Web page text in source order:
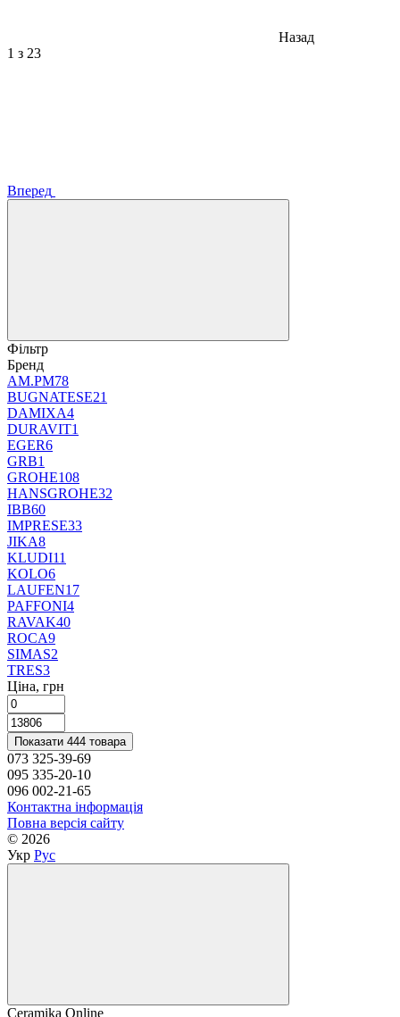
Назад
1 з 23
Вперед
Фільтр
Бренд
AM.PM78
BUGNATESE21
DAMIXA4
DURAVIT1
EGER6
GRB1
GROHE108
HANSGROHE32
IBB60
IMPRESE33
JIKA8
KLUDI11
KOLO6
LAUFEN17
PAFFONI4
RAVAK40
ROCA9
SIMAS2
TRES3
Ціна, грн
Показати 444 товара
073 325-39-69
095 335-20-10
096 002-21-65
Контактна інформація
Повна версія сайту
© 2026
Укр Рус
Ceramika Online